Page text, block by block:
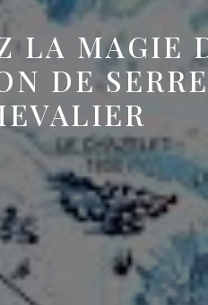
LA MAGIE
DE SERRE